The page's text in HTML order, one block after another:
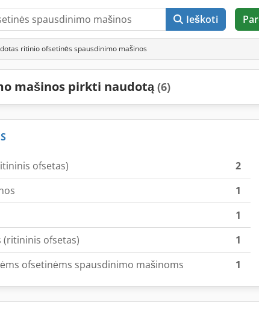
Ieškoti
ritinio ofsetinės spausdinimo mašinos
mašinos pirkti naudotą(6)
ofsetas)
2
1
1
(ritininis ofsetas)
1
ofsetinėms spausdinimo mašinoms
1